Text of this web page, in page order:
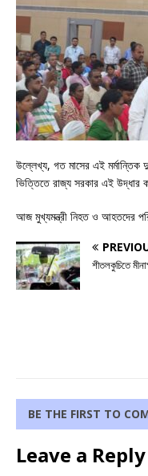
উল্লেখ্য, গত মাসের এই মর্মান্তিক
ভিত্তিতে রাজ্য সরকার এই উদ্ধার
আজ মুখ্যমন্ত্রী নিহত ও আহতদের
শীতলকুচিতে
BE THE FIRST TO
Leave a Reply